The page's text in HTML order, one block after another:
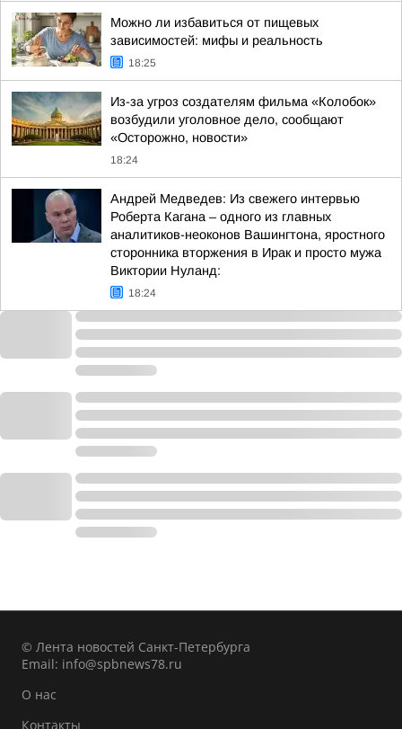
Можно ли избавиться от пищевых
зависимостей: мифы и реальность
18:25
Из-за угроз создателям фильма «Колобок»
возбудили уголовное дело, сообщают
«Осторожно, новости»
18:24
Андрей Медведев: Из свежего интервью
Роберта Кагана – одного из главных
аналитиков-неоконов Вашингтона, яростного
сторонника вторжения в Ирак и просто мужа
Виктории Нуланд:
18:24
© Лента новостей Санкт-Петербурга
Email: info@spbnews78.ru
О нас
Контакты